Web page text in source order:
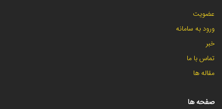
عضویت
ورود به سامانه
خبر
تماس با ما
مقاله ها
صفحه ها